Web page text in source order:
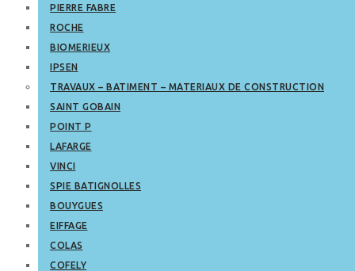
PIERRE FABRE
ROCHE
BIOMERIEUX
IPSEN
TRAVAUX – BATIMENT – MATERIAUX DE CONSTRUCTION
SAINT GOBAIN
POINT P
LAFARGE
VINCI
SPIE BATIGNOLLES
BOUYGUES
EIFFAGE
COLAS
COFELY